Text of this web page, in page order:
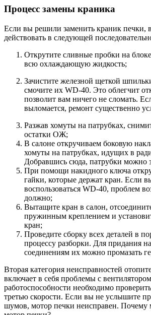
Процесс замены краника
Если вы решили заменить краник печки,
действовать в следующей
Открутите сливные пробки на
всю охлаждающую жидкость;
Зачистите железной щеткой
смочите их WD-40. Это облегчит
позволит вам ничего не сломать.
выломается, ремонт существенно
Разжав хомуты на патрубках,
остатки ОЖ;
В салоне откручиваем боковую
хомуты на патрубках, идущих в
Добравшись сюда, патрубки можно
При помощи накидного ключа
гайки, которые держат кран. Если
воспользоваться WD-40, проблем
должно;
Вытащите кран в салон,
пружинным креплением и
кран;
Проведите сборку всех деталей в
процессу разборки. Для придания
соединениям их можно промазать
Вторая категория неисправностей
включает в себя проблемы с
работоспособности необходимо
третью скорости. Если вы не услышите
шумов, мотор печки неисправен. Почему